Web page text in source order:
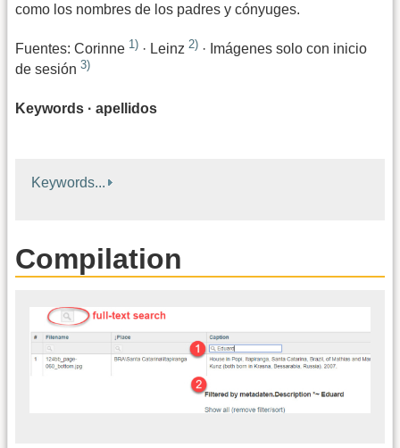
como los nombres de los padres y cónyuges.
Fuentes: Corinne 1) · Leinz 2) · Imágenes solo con inicio
de sesión 3)
Keywords · apellidos
Keywords...
Compilation